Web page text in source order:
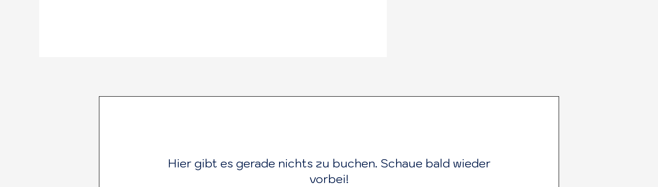
Hier gibt es gerade nichts zu buchen. Schaue bald wieder
vorbei!